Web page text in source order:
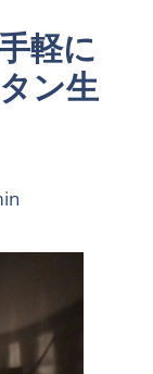
軽に
ン生